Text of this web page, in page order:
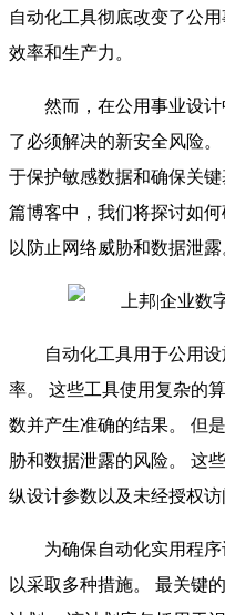
自动化工具彻底改变了公
效率和生产力。
然而，在公用事业设
了必须解决的新安全风险
于保护敏感数据和确保关
篇博客中，我们将探讨如
以防止网络威胁和数据泄露
自动化工具用于公用
率。 这些工具使用复杂的
数并产生准确的结果。 但
胁和数据泄露的风险。 这
纵设计参数以及未经授权访
为确保自动化实用程
以采取多种措施。 最关键